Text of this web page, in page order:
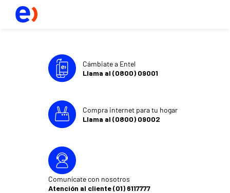
Cámbiate a Entel
Llama al (0800) 09001
Compra internet para tu hogar
Llama al (0800) 09002
Comunícate con nosotros
Atención al cliente (01) 6117777